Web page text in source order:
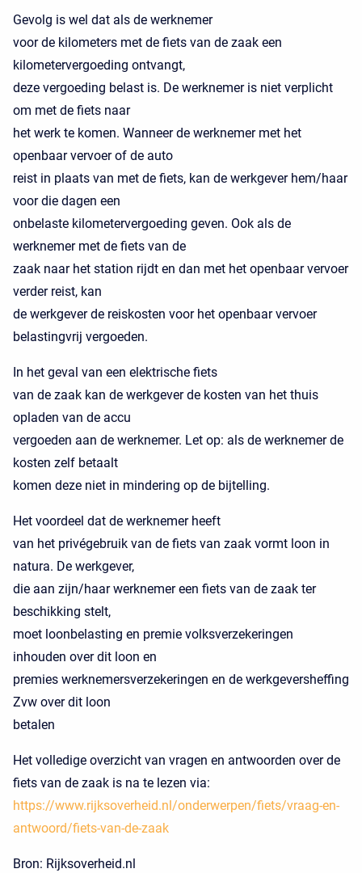
Gevolg is wel dat als de werknemer
voor de kilometers met de fiets van de zaak een
kilometervergoeding ontvangt,
deze vergoeding belast is. De werknemer is niet verplicht
om met de fiets naar
het werk te komen. Wanneer de werknemer met het
openbaar vervoer of de auto
reist in plaats van met de fiets, kan de werkgever hem/haar
voor die dagen een
onbelaste kilometervergoeding geven. Ook als de
werknemer met de fiets van de
zaak naar het station rijdt en dan met het openbaar vervoer
verder reist, kan
de werkgever de reiskosten voor het openbaar vervoer
belastingvrij vergoeden.
In het geval van een elektrische fiets
van de zaak kan de werkgever de kosten van het thuis
opladen van de accu
vergoeden aan de werknemer. Let op: als de werknemer de
kosten zelf betaalt
komen deze niet in mindering op de bijtelling.
Het voordeel dat de werknemer heeft
van het privégebruik van de fiets van zaak vormt loon in
natura. De werkgever,
die aan zijn/haar werknemer een fiets van de zaak ter
beschikking stelt,
moet loonbelasting en premie volksverzekeringen
inhouden over dit loon en
premies werknemersverzekeringen en de werkgeversheffing
Zvw over dit loon
betalen
Het volledige overzicht van vragen en antwoorden over de
fiets van de zaak is na te lezen via:
https://www.rijksoverheid.nl/onderwerpen/fiets/vraag-en-
antwoord/fiets-van-de-zaak
Bron: Rijksoverheid.nl